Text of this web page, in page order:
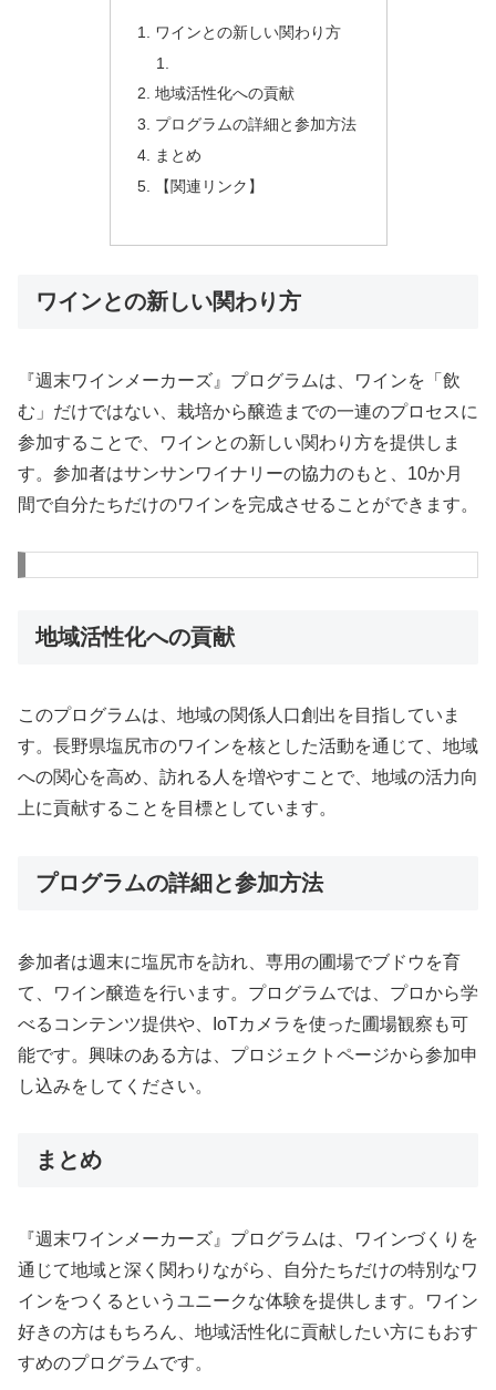
ワインとの新しい関わり方
地域活性化への貢献
プログラムの詳細と参加方法
まとめ
【関連リンク】
ワインとの新しい関わり方
『週末ワインメーカーズ』プログラムは、ワインを「飲
む」だけではない、栽培から醸造までの一連のプロセスに
参加することで、ワインとの新しい関わり方を提供しま
す。参加者はサンサンワイナリーの協力のもと、10か月
間で自分たちだけのワインを完成させることができます。
地域活性化への貢献
このプログラムは、地域の関係人口創出を目指していま
す。長野県塩尻市のワインを核とした活動を通じて、地域
への関心を高め、訪れる人を増やすことで、地域の活力向
上に貢献することを目標としています。
プログラムの詳細と参加方法
参加者は週末に塩尻市を訪れ、専用の圃場でブドウを育
て、ワイン醸造を行います。プログラムでは、プロから学
べるコンテンツ提供や、IoTカメラを使った圃場観察も可
能です。興味のある方は、プロジェクトページから参加申
し込みをしてください。
まとめ
『週末ワインメーカーズ』プログラムは、ワインづくりを
通じて地域と深く関わりながら、自分たちだけの特別なワ
インをつくるというユニークな体験を提供します。ワイン
好きの方はもちろん、地域活性化に貢献したい方にもおす
すめのプログラムです。